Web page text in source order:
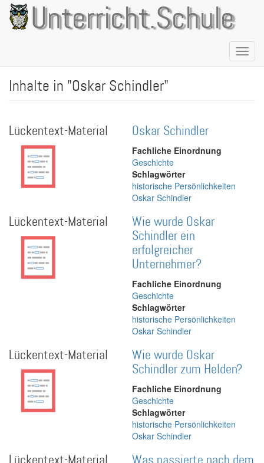
Direkt
zum
Inhalt
Unterricht.Schule
Inhalte in "Oskar Schindler"
Lückentext-Material Oskar Schindler
Fachliche Einordnung
Geschichte
Schlagwörter
historische Persönlichkeiten
Oskar Schindler
Lückentext-Material
Wie wurde Oskar
Schindler ein
erfolgreicher
Unternehmer?
Fachliche Einordnung
Geschichte
Schlagwörter
historische Persönlichkeiten
Oskar Schindler
Lückentext-Material
Wie wurde Oskar
Schindler zum Helden?
Fachliche Einordnung
Geschichte
Schlagwörter
historische Persönlichkeiten
Oskar Schindler